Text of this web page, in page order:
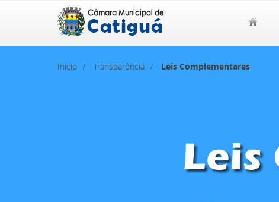
Início Transparência Leis Complementares